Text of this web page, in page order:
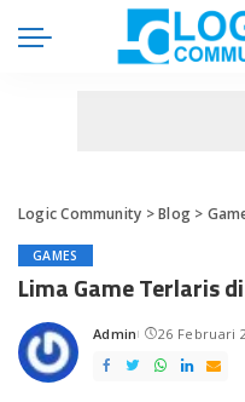
Logic Community >Blog>
GAMES
Lima Game Terlaris
Posted
by
Admin 26 Februari